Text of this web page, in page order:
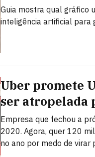
Guia mostra qual gráfico
inteligência artificial para
Uber promete
ser atropelada
Empresa que fechou a
2020. Agora, quer 120
no ano por medo de virar